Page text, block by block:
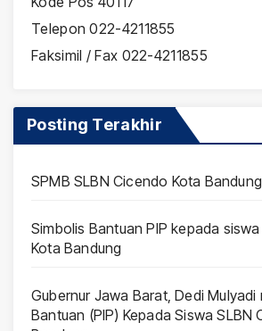
Telepon 022-4211855
Faksimil / Fax 022-4211855
Posting Terakhir
SPMB SLBN Cicendo Kota
Simbolis Bantuan PIP kepada
Kota Bandung
Gubernur Jawa Barat, Dedi
Bantuan (PIP) Kepada Siswa SLBN